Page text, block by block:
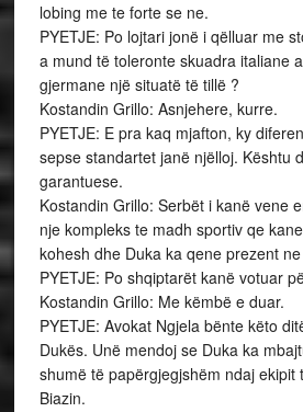
lobing me te forte se ne.
PYETJE: Po lojtari jonë i qëlluar me
a mund të toleronte skuadra italiane
gjermane një situatë të tillë ?
Kostandin Grillo: Asnjehere, kurre.
PYETJE: E pra kaq mjafton, ky
sepse standartet janë njëlloj. Kështu
garantuese.
Kostandin Grillo: Serbët i kanë vene
nje kompleks te madh sportiv qe
kohesh dhe Duka ka qene prezent
PYETJE: Po shqiptarët kanë votuar
Kostandin Grillo: Me këmbë e duar.
PYETJE: Avokat Ngjela bënte këto
Dukës. Unë mendoj se Duka ka
shumë të papërgjegjshëm ndaj ekipit
Biazin.